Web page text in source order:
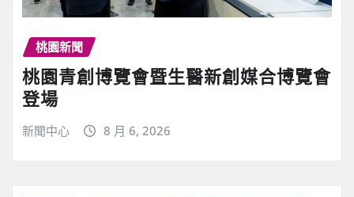
桃園新聞
桃園青創博覽會暨生醫新創媒合博覽會
登場
新聞中心 8 月 6, 2026